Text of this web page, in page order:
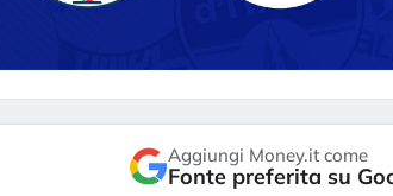
Aggiungi Money.it come
Fonte preferita su
correzione. Cosa sta guidando il
repricing degli asset?
in
30